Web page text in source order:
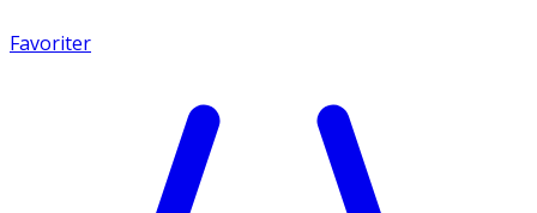
Favoriter